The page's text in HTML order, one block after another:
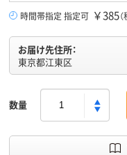
時間帯指定 指定可 ￥385
お届け先住所：
東京都江東区
数量